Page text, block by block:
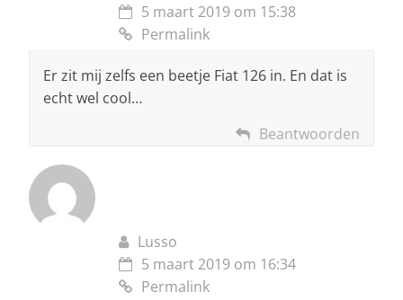
5 maart 2019 om 15:38
Permalink
Er zit mij zelfs een beetje Fiat 126 in. En dat is
echt wel cool…
Beantwoorden
Lusso
5 maart 2019 om 16:34
Permalink